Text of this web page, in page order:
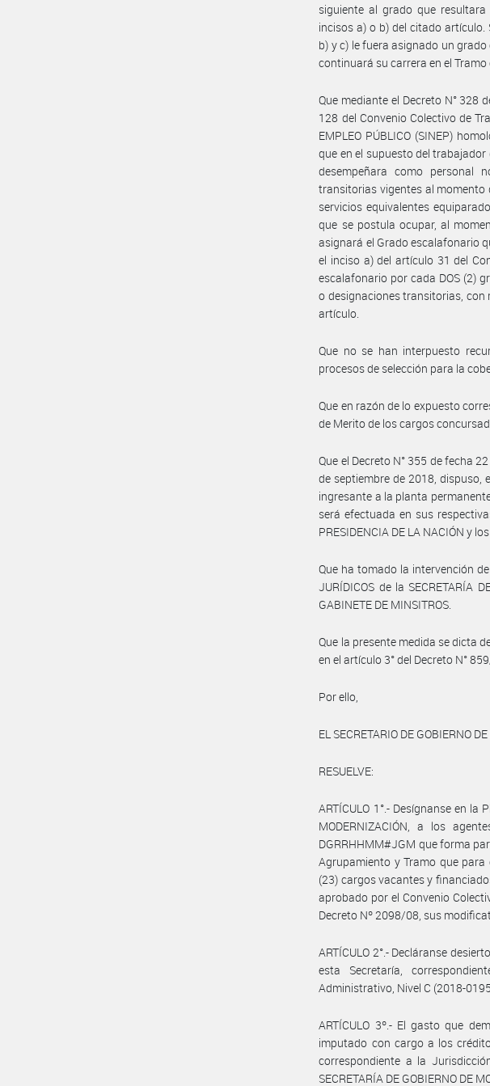
siguiente al grado que
incisos a) o b) del citado artículo.
b) y c) le fuera asignado un
continuará su carrera en el
Que mediante el Decreto N° 328
128 del Convenio Colectivo de
EMPLEO PÚBLICO (SINEP)
que en el supuesto del trabajador
desempeñara como personal
transitorias vigentes al momento
servicios equivalentes
que se postula ocupar, al
asignará el Grado escalafonario
el inciso a) del artículo 31 del
escalafonario por cada DOS (2)
o designaciones transitorias, con
artículo.
Que no se han interpuesto
procesos de selección para la
Que en razón de lo expuesto
de Merito de los cargos
Que el Decreto N° 355 de fecha
de septiembre de 2018,
ingresante a la planta
será efectuada en sus
PRESIDENCIA DE LA NACIÓN y
Que ha tomado la intervención de
JURÍDICOS de la SECRETARÍA
GABINETE DE MINSITROS.
Que la presente medida se dicta
en el artículo 3° del Decreto N°
Por ello,
EL SECRETARIO DE GOBIERNO
RESUELVE:
ARTÍCULO 1°.- Desígnanse en la
MODERNIZACIÓN, a los
DGRRHHMM#JGM que forma
Agrupamiento y Tramo que para
(23) cargos vacantes y
aprobado por el Convenio
Decreto Nº 2098/08, sus
ARTÍCULO 2°.- Decláranse
esta Secretaría,
Administrativo, Nivel C (2018-
ARTÍCULO 3º.- El gasto que
imputado con cargo a los
correspondiente a la
SECRETARÍA DE GOBIERNO DE